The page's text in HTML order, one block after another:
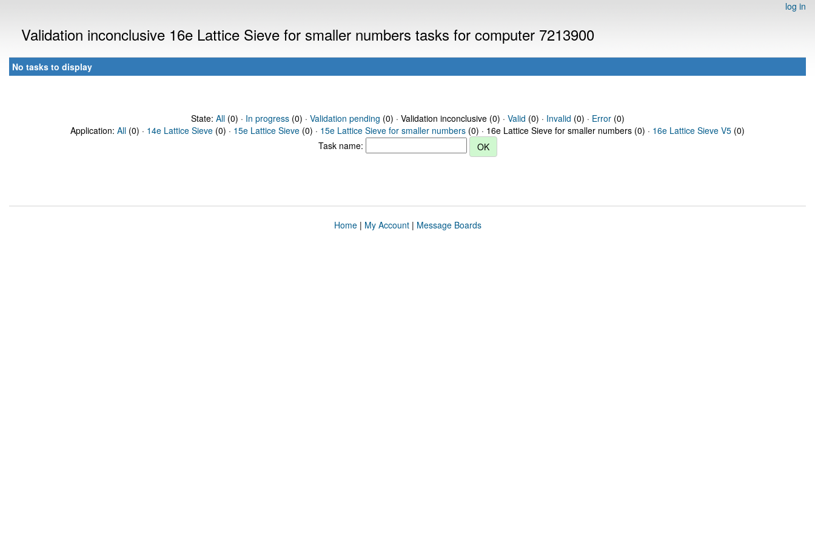
log in
Validation inconclusive 16e Lattice Sieve for smaller numbers tasks for computer 7213900
No tasks to display
State: All(0) · In progress(0) · Validation pending (0) · Validation inconclusive (0) · Valid (0) · Invalid (0) · Error(0)
Application: All (0) · 14e Lattice Sieve (0) · 15e Lattice Sieve (0) · 15e Lattice Sieve for smaller numbers (0) · 16e Lattice Sieve for smaller numbers (0) · 16e Lattice Sieve V5 (0)
Task name:
Home| My Account| Message Boards